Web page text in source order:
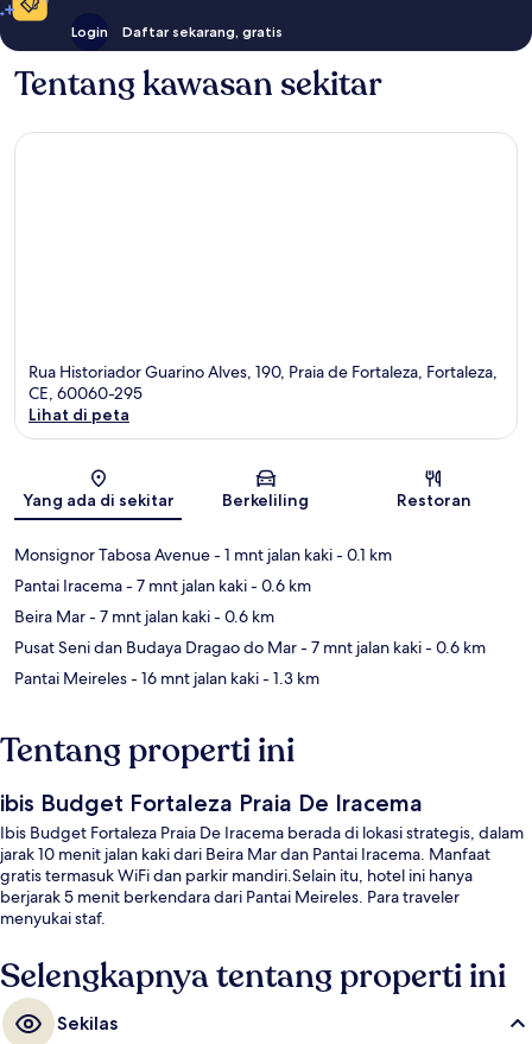
Login Daftar sekarang, gratis
Tentang kawasan sekitar
Rua Historiador Guarino Alves, 190, Praia de Fortaleza, Fortaleza,
CE, 60060-295
Lihat di peta
Yang ada di sekitar Berkeliling Restoran
Monsignor Tabosa Avenue- 1 mnt jalan kaki- 0.1 km
Pantai Iracema- 7 mnt jalan kaki- 0.6 km
Beira Mar- 7 mnt jalan kaki- 0.6 km
Pusat Seni dan Budaya Dragao do Mar- 7 mnt jalan kaki- 0.6 km
Pantai Meireles- 16 mnt jalan kaki- 1.3 km
Tentang properti ini
ibis Budget Fortaleza Praia De Iracema
Ibis Budget Fortaleza Praia De Iracema berada di lokasi strategis, dalam
jarak 10 menit jalan kaki dari Beira Mar dan Pantai Iracema. Manfaat
gratis termasuk WiFi dan parkir mandiri.Selain itu, hotel ini hanya
berjarak 5 menit berkendara dari Pantai Meireles. Para traveler
menyukai staf.
Selengkapnya tentang properti ini
Sekilas